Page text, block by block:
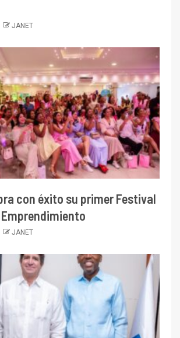
JANET
con éxito su primer Festival
JANET